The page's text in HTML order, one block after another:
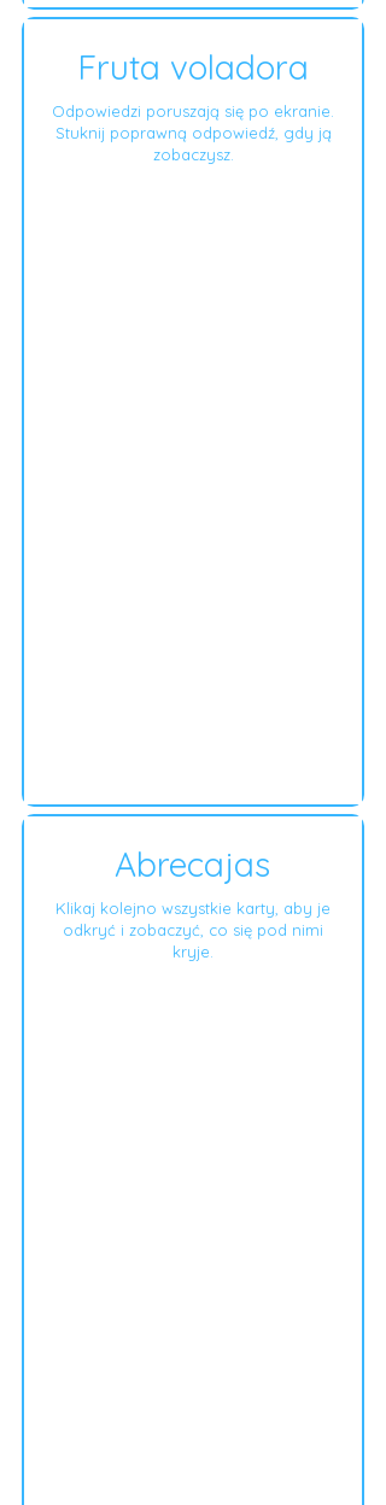
Fruta voladora
Odpowiedzi poruszają się po ekranie.
Stuknij poprawną odpowiedź, gdy ją
zobaczysz.
Abrecajas
Klikaj kolejno wszystkie karty, aby je
odkryć i zobaczyć, co się pod nimi
kryje.